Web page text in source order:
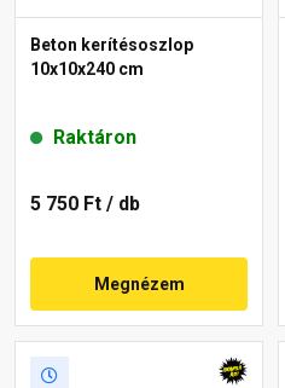
Beton kerítésoszlop
10x10x240 cm
Raktáron
5 750 Ft / db
Megnézem